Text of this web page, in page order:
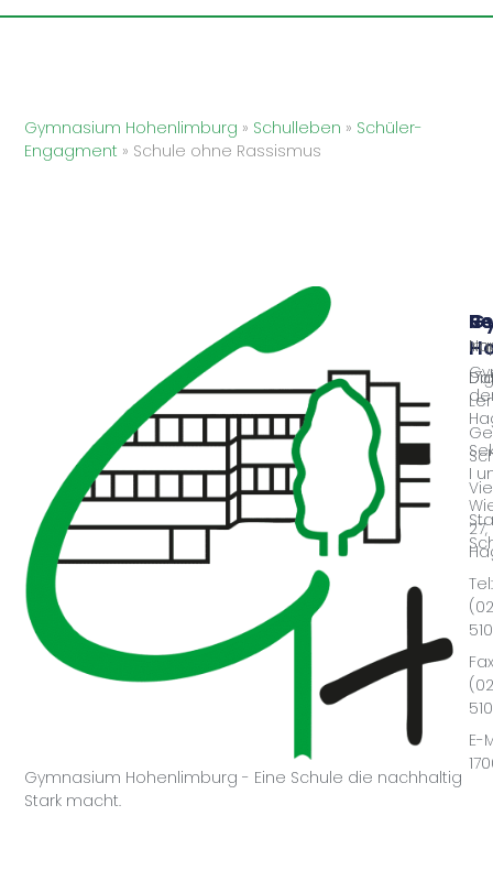
Gymnasium Hohenlimburg » Schulleben » Schüler-
Engagment » Schule ohne Rassismus
Gymnasium Hohenlimburg - Eine Schule die nachhaltig
Stark macht.
I
27,
Tel:
E-